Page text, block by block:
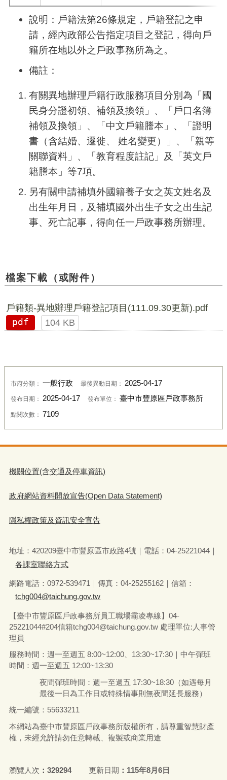
說明：戶籍法第26條規定，戶籍登記之申
請，經內政部公告指定項目之登記，得向戶
籍所在地以外之戶政事務所為之。
備註：
有關異地辦理戶籍行政服務項目分別為「國
民身分證初領、補領及換領」、「戶口名簿
補領及換領」、「中文戶籍謄本」、「證明
書（含結婚、遷徙、 姓名變更）」、「親等
關聯資料」、「教育程度註記」及「英文戶
籍謄本」等7項。
另有關申請補填外國籍養子女之英文姓名及
出生年月日，及補填國外出生子女之出生記
事、死亡記事，得向任一戶政事務所辦理。
檔案下載（或附件）
戶籍類-異地辦理戶籍登記項目(111.09.30更新).pdf
pdf
104 KB
市府分類： 一般行政 最後異動日期： 2025-04-17
發布日期： 2025-04-17 發布單位： 臺中市豐原區戶政事務所
點閱次數： 7109
機關位置(含交通及停車資訊)
政府網站資料開放宣告(Open Data Statement)
隱私權政策及資訊安全宣告
地址：420209臺中市豐原區市政路4號｜電話：04-25221044｜
各課室聯絡方式
網路電話：0972-539471｜傳真：04-25255162｜信箱：
tchg004@taichung.gov.tw
【臺中市豐原區戶政事務所員工職場霸凌專線】04-
25221044#204信箱tchg004@taichung.gov.tw 處理單位:人事管
理員
服務時間：週一至週五 8:00~12:00、13:30~17:30｜中午彈班
時間：週一至週五 12:00~13:30
夜間彈班時間：週一至週五 17:30~18:30（如遇每月
最後一日為工作日或特殊情事則無夜間延長服務）
統一編號：55633211
本網站為臺中市豐原區戶政事務所版權所有，請尊重智慧財產
權，未經允許請勿任意轉載、複製或商業用途
瀏覽人次 329294 更新日期 115年8月6日